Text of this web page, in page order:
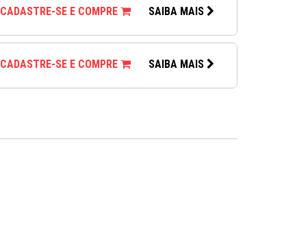
CADASTRE-SE E COMPRE SAIBA MAIS
CADASTRE-SE E COMPRE SAIBA MAIS